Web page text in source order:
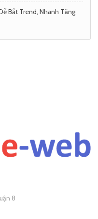
Bắt Trend, Nhanh Tăng
8